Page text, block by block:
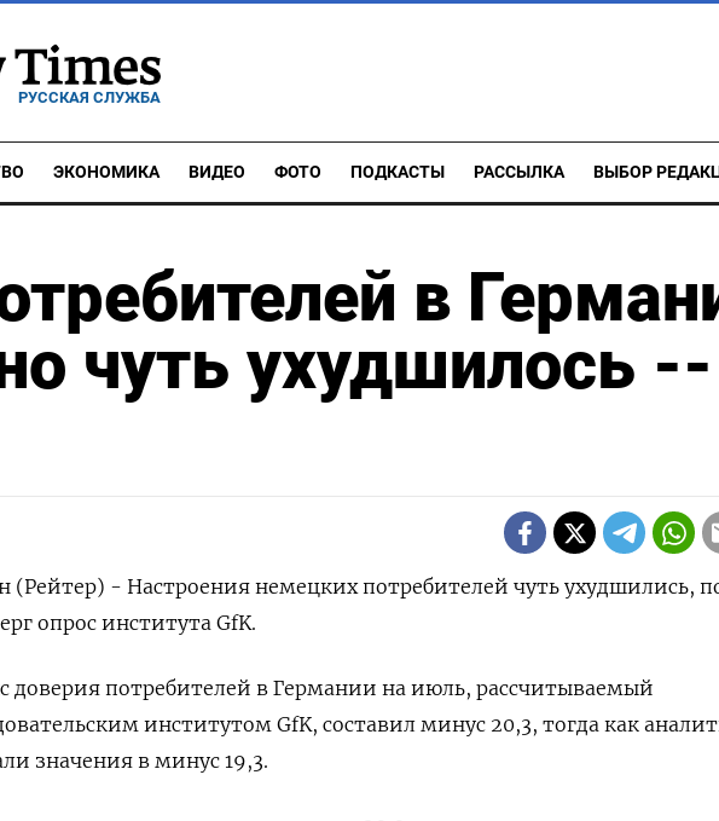
РУССКАЯ СЛУЖБА
ЭКОНОМИКА ВИДЕО ФОТО ПОДКАСТЫ РАССЫЛКА ВЫБОР
в
чуть ухудшилось --
(Рейтер) - Настроения немецких потребителей чуть ухудшились,
опрос института GfK.
доверия потребителей в Германии на июль, рассчитываемый
институтом GfK, составил минус 20,3, тогда как
значения в минус 19,3.